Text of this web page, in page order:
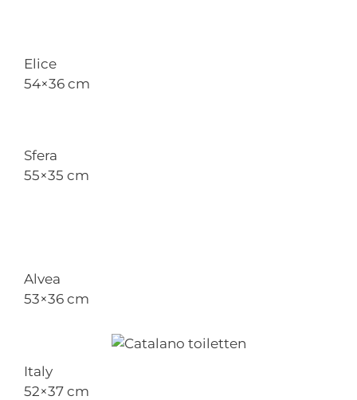
Elice
54×36 cm
Sfera
55×35 cm
Alvea
53×36 cm
Italy
52×37 cm